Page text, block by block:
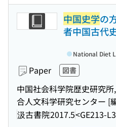
中国史学の
者中国古代
Paper 図書
中国社会科学院歴史研究
合人文科学研究センター [
汲古書院2017.5<GE213-
National Diet